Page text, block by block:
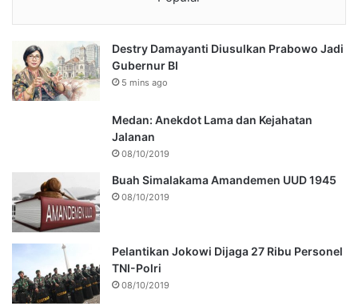
Destry Damayanti Diusulkan Prabowo Jadi
Gubernur BI
5 mins ago
Medan: Anekdot Lama dan Kejahatan
Jalanan
08/10/2019
Buah Simalakama Amandemen UUD 1945
08/10/2019
Pelantikan Jokowi Dijaga 27 Ribu Personel
TNI-Polri
08/10/2019